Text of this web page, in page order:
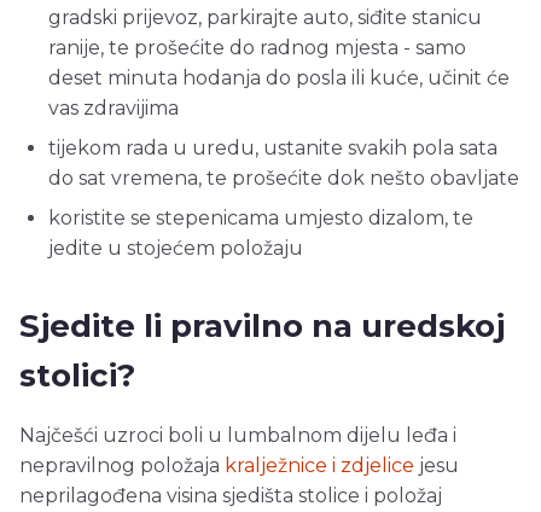
gradski prijevoz, parkirajte auto, siđite stanicu
ranije, te prošećite do radnog mjesta - samo
deset minuta hodanja do posla ili kuće, učinit će
vas zdravijima
tijekom rada u uredu, ustanite svakih pola sata
do sat vremena, te prošećite dok nešto obavljate
koristite se stepenicama umjesto dizalom, te
jedite u stojećem položaju
Sjedite li pravilno na uredskoj
stolici?
Najčešći uzroci boli u lumbalnom dijelu leđa i
nepravilnog položaja kralježnice i zdjelice jesu
neprilagođena visina sjedišta stolice i položaj